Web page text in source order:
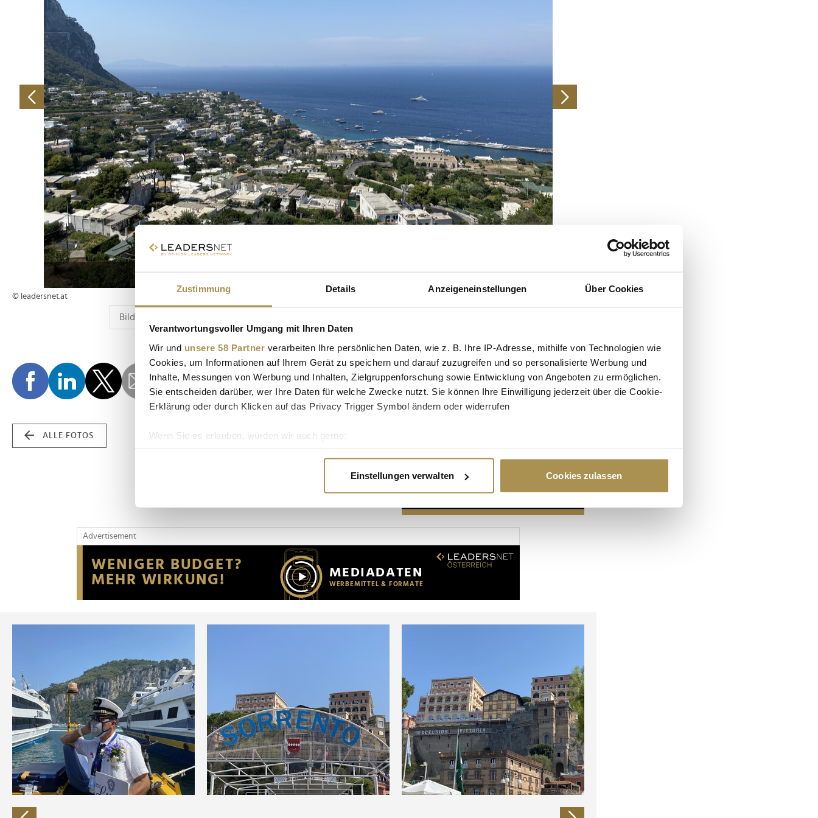
Zustimmung Details Anzeigeneinstellungen Über Cookies
Verantwortungsvoller Umgang mit Ihren Daten
Wir und unsere 58 Partner verarbeiten Ihre persönlichen Daten, wie z. B. Ihre IP-Adresse, mithilfe von Technologien wie
Cookies, um Informationen auf Ihrem Gerät zu speichern und darauf zuzugreifen und so personalisierte Werbung und
Inhalte, Messungen von Werbung und Inhalten, Zielgruppenforschung sowie Entwicklung von Angeboten zu ermöglichen.
Sie entscheiden darüber, wer Ihre Daten für welche Zwecke nutzt. Sie können Ihre Einwilligung jederzeit über die Cookie-
Erklärung oder durch Klicken auf das Privacy Trigger Symbol ändern oder widerrufen
Wenn Sie es erlauben, würden wir auch gerne:
Erfahren Sie mehr darüber, wie Ihre persönlichen Daten verarbeitet werden, und legen Sie Ihre Präferenzen im
Wir verwenden Cookies, um Inhalte und Anzeigen zu personalisieren, Funktionen für soziale Medien anbieten zu können
Website an unsere Partner für soziale Medien, Werbung und Analysen weiter. Unsere Partner führen diese Informationen
möglicherweise mit weiteren Daten zusammen, die Sie ihnen bereitgestellt haben oder die sie im Rahmen Ihrer Nutzung
der Dienste gesammelt haben.
Einstellungen verwalten Cookies zulassen
© leadersnet.at
ALLE FOTOS
Advertisement
Advertisement